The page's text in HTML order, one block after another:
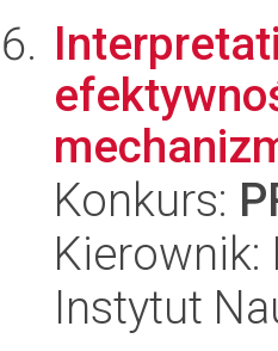
Konkurs:
Kierownik:
Instytut